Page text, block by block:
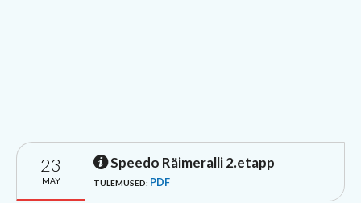
23
MAY
Speedo Räimeralli 2.etapp
TULEMUSED: PDF